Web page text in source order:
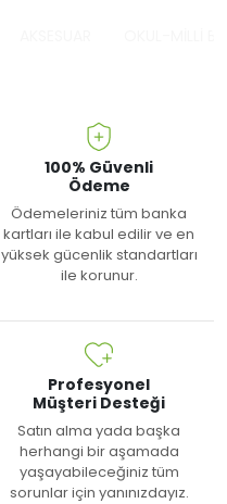
100% Güvenli
Ödeme
Ödemeleriniz tüm banka
kartları ile kabul edilir ve en
yüksek gücenlik standartları
ile korunur.
Profesyonel
Müşteri Desteği
Satın alma yada başka
herhangi bir aşamada
yaşayabileceğiniz tüm
sorunlar için yanınızdayız.